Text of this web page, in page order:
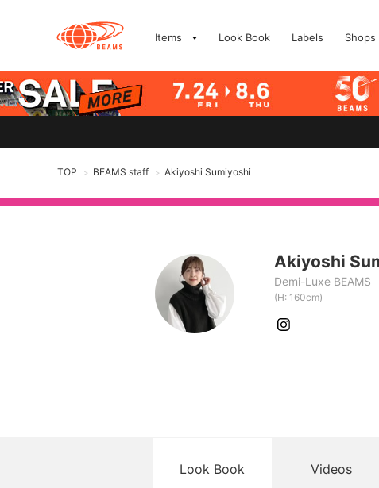
Items Look Book Labels Shops
TOP > BEAMS staff > Akiyoshi Sumiyoshi
Akiyoshi
Demi-Luxe BEAMS
(H: 160cm)
Look Book Videos